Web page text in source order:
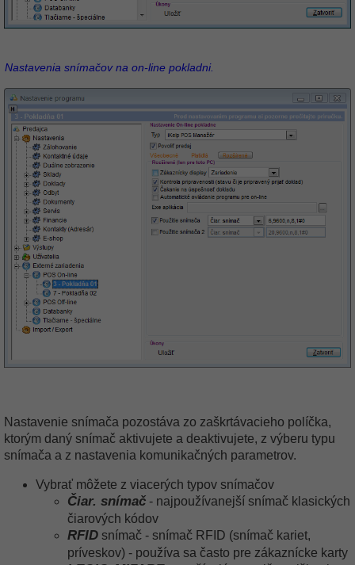
Nastavenia snímačov na on-line pokladni.
Nastavenie snímača pozostáva zo zaškrtávacieho políčka,
ktorým daný snímač aktivujete a deaktivujete, z výberu typu
snímača a z nastavenia komunikačných parametrov.
Vybrať môžete z viacerých typov snímačov
Čiar. snímač - najpoužívanejší snímač klasických
čiarových kódov
RFID snímač - snímač RFID (snímač kariet,
príveskov) - používa sa často pre zákaznícke karty